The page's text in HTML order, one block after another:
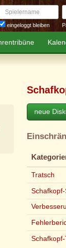
Spielername
eingeloggt bleiben
neue
Tratsch